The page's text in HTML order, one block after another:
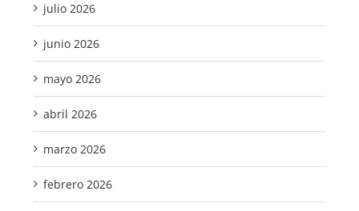
julio 2026
junio 2026
mayo 2026
abril 2026
marzo 2026
febrero 2026